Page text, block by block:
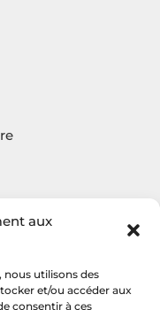
aux
nous utilisons des
et/ou accéder aux
consentir à ces